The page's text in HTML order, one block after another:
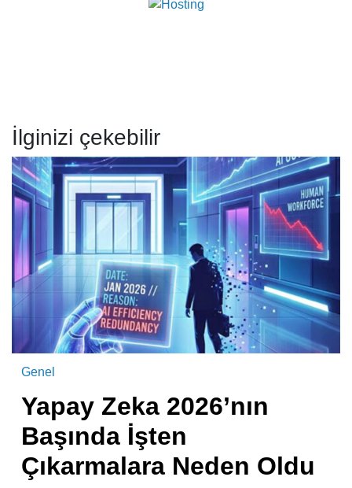
İlginizi çekebilir
Genel
Yapay Zeka 2026’nın
Başında İşten
Çıkarmalara Neden Oldu